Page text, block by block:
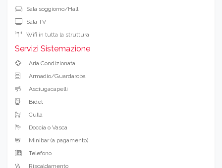
Sala soggiorno/Hall
Sala TV
Wifi in tutta la struttura
Servizi Sistemazione
Aria Condizionata
Armadio/Guardaroba
Asciugacapelli
Bidet
Culla
Doccia o Vasca
Minibar (a pagamento)
Telefono
Riscaldamento